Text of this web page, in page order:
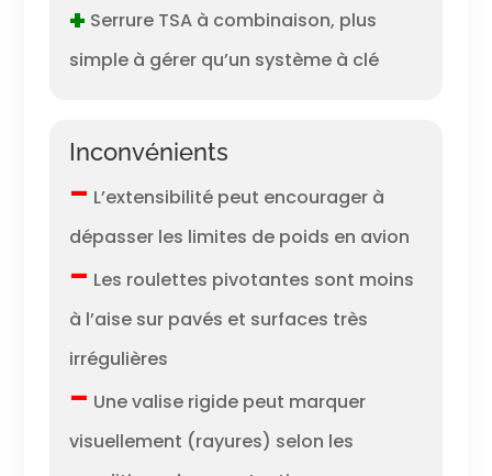
+ Serrure TSA à combinaison, plus
simple à gérer qu’un système à clé
Inconvénients
– L’extensibilité peut encourager à
dépasser les limites de poids en avion
– Les roulettes pivotantes sont moins
à l’aise sur pavés et surfaces très
irrégulières
– Une valise rigide peut marquer
visuellement (rayures) selon les